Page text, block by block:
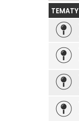
TEMATY